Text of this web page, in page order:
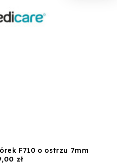
F710 o ostrzu 7mm
złCena